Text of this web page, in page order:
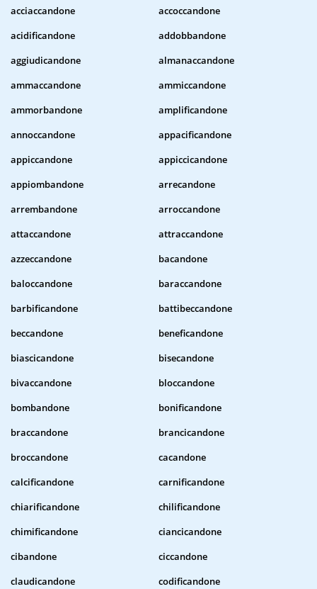
acciaccandone
accoccandone
acidificandone
addobbandone
aggiudicandone
almanaccandone
ammaccandone
ammiccandone
ammorbandone
amplificandone
annoccandone
appacificandone
appiccandone
appiccicandone
appiombandone
arrecandone
arrembandone
arroccandone
attaccandone
attraccandone
azzeccandone
bacandone
baloccandone
baraccandone
barbificandone
battibeccandone
beccandone
beneficandone
biascicandone
bisecandone
bivaccandone
bloccandone
bombandone
bonificandone
braccandone
brancicandone
broccandone
cacandone
calcificandone
carnificandone
chiarificandone
chilificandone
chimificandone
ciancicandone
cibandone
ciccandone
claudicandone
codificandone